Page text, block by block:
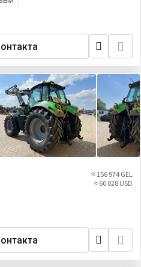
≈ 156 974 GEL
≈ 60 028 USD